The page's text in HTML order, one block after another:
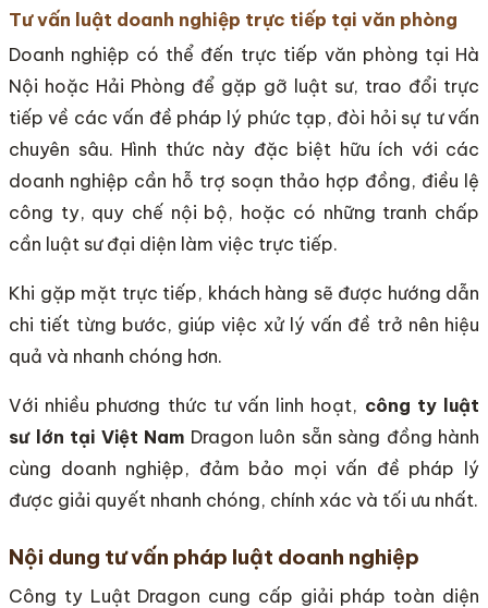
Tư vấn luật doanh nghiệp trực tiếp tại văn phòng
Doanh nghiệp có thể đến trực tiếp văn phòng tại Hà
Nội hoặc Hải Phòng để gặp gỡ luật sư, trao đổi trực
tiếp về các vấn đề pháp lý phức tạp, đòi hỏi sự tư vấn
chuyên sâu. Hình thức này đặc biệt hữu ích với các
doanh nghiệp cần hỗ trợ soạn thảo hợp đồng, điều lệ
công ty, quy chế nội bộ, hoặc có những tranh chấp
cần luật sư đại diện làm việc trực tiếp.
Khi gặp mặt trực tiếp, khách hàng sẽ được hướng dẫn
chi tiết từng bước, giúp việc xử lý vấn đề trở nên hiệu
quả và nhanh chóng hơn.
Với nhiều phương thức tư vấn linh hoạt, công ty luật
sư lớn tại Việt Nam Dragon luôn sẵn sàng đồng hành
cùng doanh nghiệp, đảm bảo mọi vấn đề pháp lý
được giải quyết nhanh chóng, chính xác và tối ưu nhất.
Nội dung tư vấn pháp luật doanh nghiệp
Công ty Luật Dragon cung cấp giải pháp toàn diện